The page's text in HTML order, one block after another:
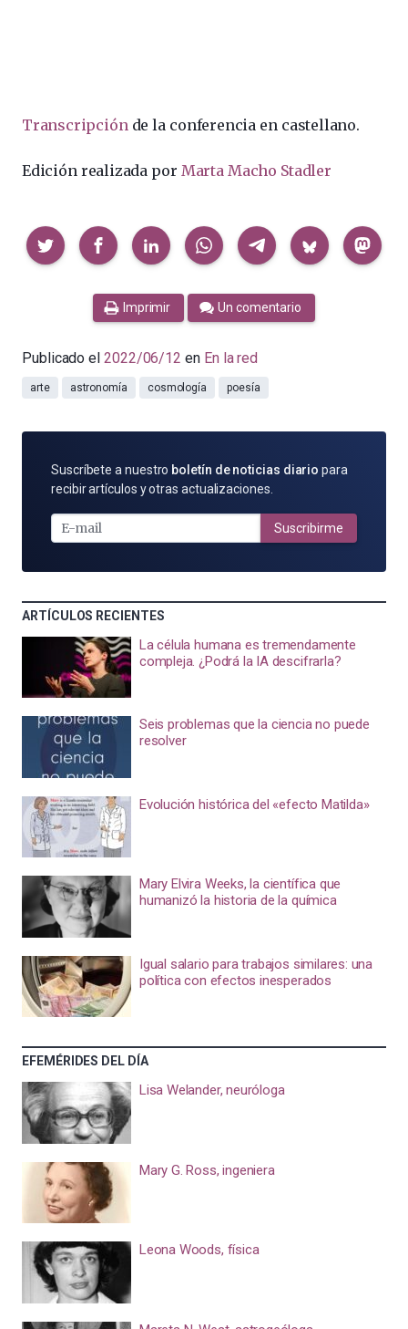
Transcripción de la conferencia en castellano.
Edición realizada por Marta Macho Stadler
Compartir
Imprimir Un comentario
Publicado el 2022/06/12 en En la red
arte astronomía cosmología poesía
SUSCRÍBETE
POR
MAIL
Suscríbete a nuestro boletín de noticias diario para
recibir artículos y otras actualizaciones.
Suscribirme
ARTÍCULOS RECIENTES
La célula humana es tremendamente
compleja. ¿Podrá la IA descifrarla?
Seis problemas que la ciencia no puede
resolver
Evolución histórica del «efecto Matilda»
Mary Elvira Weeks, la científica que
humanizó la historia de la química
Igual salario para trabajos similares: una
política con efectos inesperados
EFEMÉRIDES DEL DÍA
Lisa Welander, neuróloga
Mary G. Ross, ingeniera
Leona Woods, física